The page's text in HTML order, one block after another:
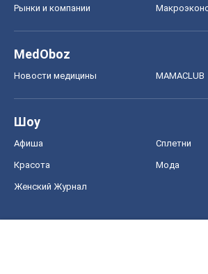
Рынки и компании
MedOboz
Новости медицины MAMACLUB
Шоу
Афиша Сплетни
Красота Мода
Женский Журнал